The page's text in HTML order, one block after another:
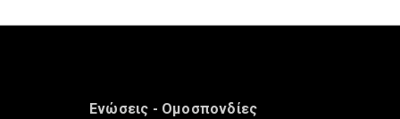
Ενώσεις - Ομοσπονδίες